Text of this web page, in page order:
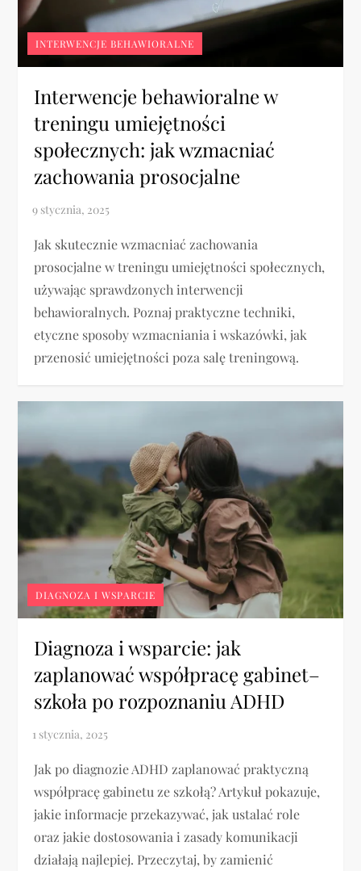
INTERWENCJE BEHAWIORALNE
Interwencje behawioralne w
treningu umiejętności
społecznych: jak wzmacniać
zachowania prosocjalne
Jak skutecznie wzmacniać zachowania
prosocjalne w treningu umiejętności społecznych,
używając sprawdzonych interwencji
behawioralnych. Poznaj praktyczne techniki,
etyczne sposoby wzmacniania i wskazówki, jak
przenosić umiejętności poza salę treningową.
DIAGNOZA I WSPARCIE
Diagnoza i wsparcie: jak
zaplanować współpracę gabinet–
szkoła po rozpoznaniu ADHD
Jak po diagnozie ADHD zaplanować praktyczną
współpracę gabinetu ze szkołą? Artykuł pokazuje,
jakie informacje przekazywać, jak ustalać role
oraz jakie dostosowania i zasady komunikacji
działają najlepiej. Przeczytaj, by zamienić